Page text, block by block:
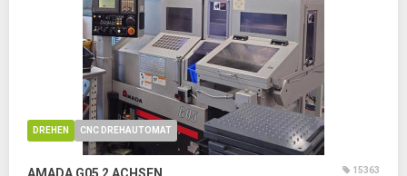
DREHEN CNC DREHAUTOMAT
15363